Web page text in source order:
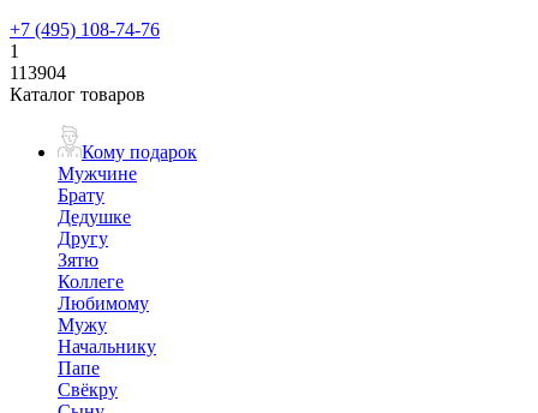
+7 (495) 108-74-76
1
113904
Каталог товаров
Кому подарок
Мужчине
Брату
Дедушке
Другу
Зятю
Коллеге
Любимому
Мужу
Начальнику
Папе
Свёкру